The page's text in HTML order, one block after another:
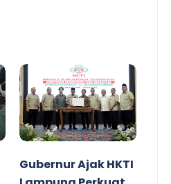
Gubernur Ajak HKTI